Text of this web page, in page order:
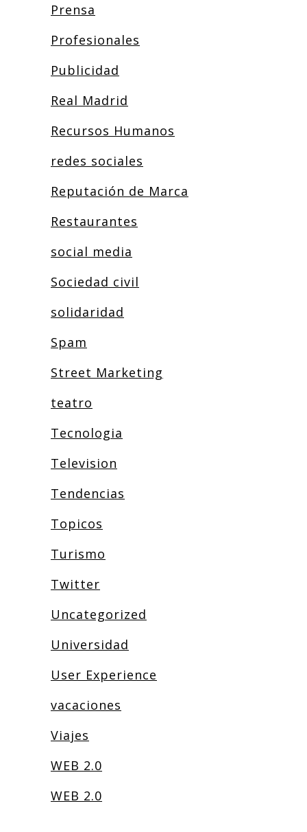
Prensa
Profesionales
Publicidad
Real Madrid
Recursos Humanos
redes sociales
Reputación de Marca
Restaurantes
social media
Sociedad civil
solidaridad
Spam
Street Marketing
teatro
Tecnologia
Television
Tendencias
Topicos
Turismo
Twitter
Uncategorized
Universidad
User Experience
vacaciones
Viajes
WEB 2.0
WEB 2.0